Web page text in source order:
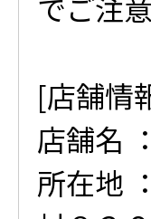
[店舗情
店舗名
所在地